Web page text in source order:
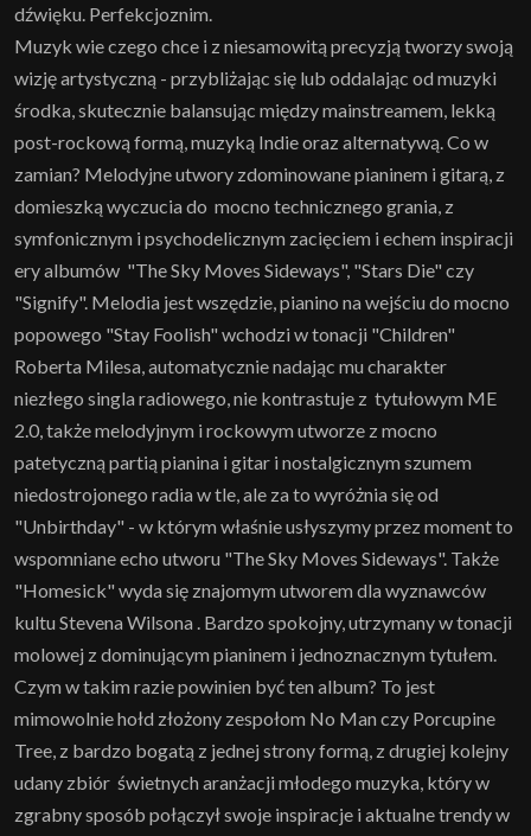
dźwięku. Perfekcjoznim.
Muzyk wie czego chce i z niesamowitą precyzją tworzy swoją
wizję artystyczną - przybliżając się lub oddalając od muzyki
środka, skutecznie balansując między mainstreamem, lekką
post-rockową formą, muzyką Indie oraz alternatywą. Co w
zamian? Melodyjne utwory zdominowane pianinem i gitarą, z
domieszką wyczucia do mocno technicznego grania, z
symfonicznym i psychodelicznym zacięciem i echem inspiracji
ery albumów "The Sky Moves Sideways", "Stars Die" czy
"Signify". Melodia jest wszędzie, pianino na wejściu do mocno
popowego "Stay Foolish" wchodzi w tonacji "Children"
Roberta Milesa, automatycznie nadając mu charakter
niezłego singla radiowego, nie kontrastuje z tytułowym ME
2.0, także melodyjnym i rockowym utworze z mocno
patetyczną partią pianina i gitar i nostalgicznym szumem
niedostrojonego radia w tle, ale za to wyróżnia się od
"Unbirthday" - w którym właśnie usłyszymy przez moment to
wspomniane echo utworu "The Sky Moves Sideways". Także
"Homesick" wyda się znajomym utworem dla wyznawców
kultu Stevena Wilsona . Bardzo spokojny, utrzymany w tonacji
molowej z dominującym pianinem i jednoznacznym tytułem.
Czym w takim razie powinien być ten album? To jest
mimowolnie hołd złożony zespołom No Man czy Porcupine
Tree, z bardzo bogatą z jednej strony formą, z drugiej kolejny
udany zbiór świetnych aranżacji młodego muzyka, który w
zgrabny sposób połączył swoje inspiracje i aktualne trendy w